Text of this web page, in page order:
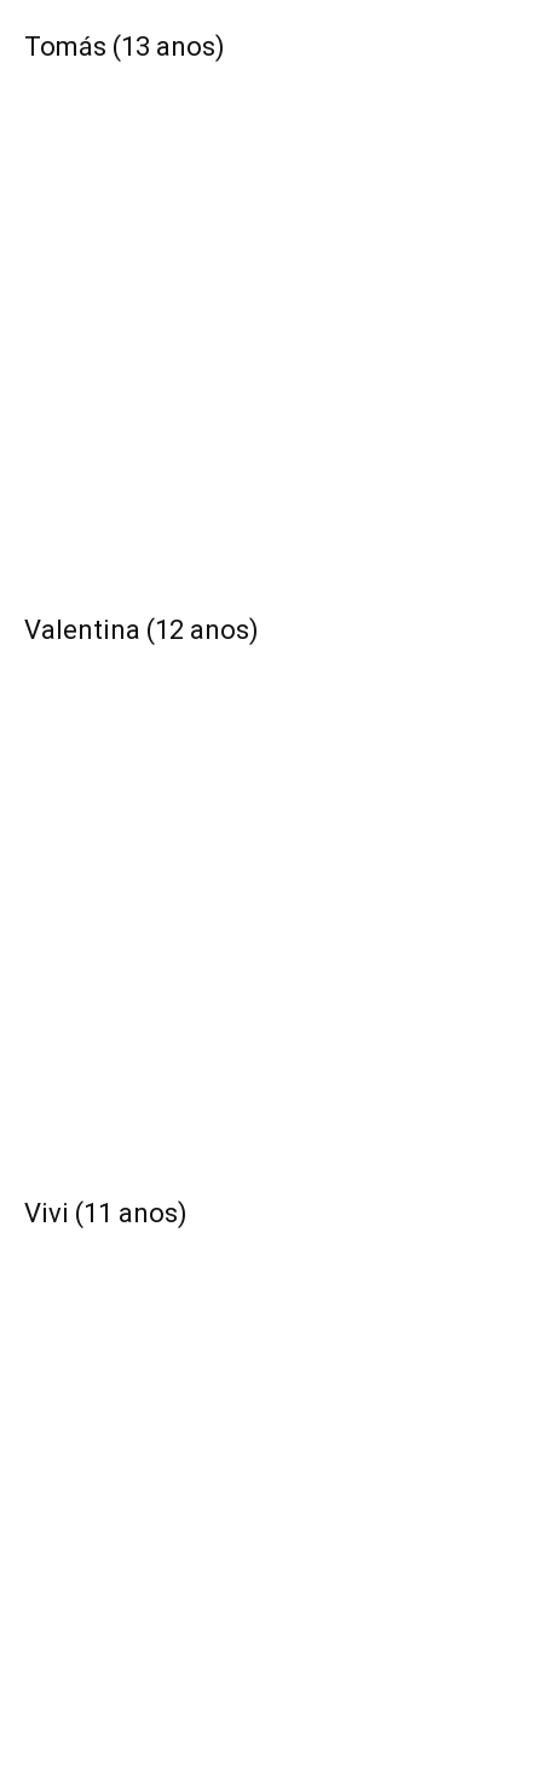
Tomás (13 anos)
Valentina (12 anos)
Vivi (11 anos)